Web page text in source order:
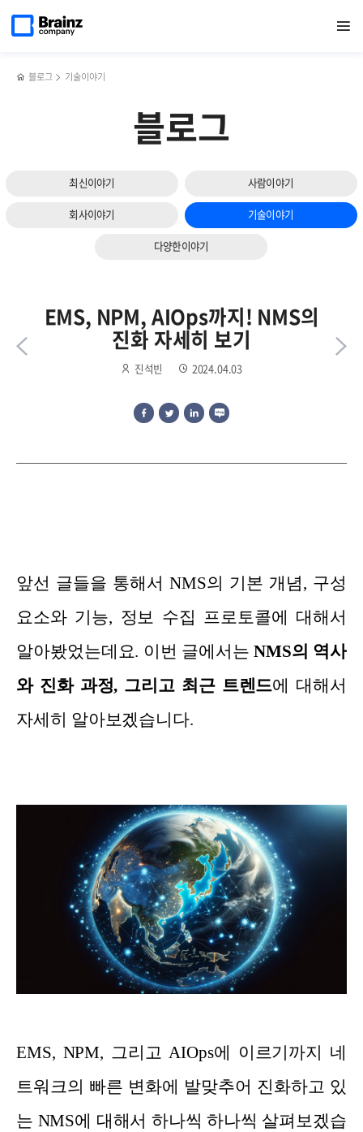
열기
페이지로
블로그 기술이야기
블로그
최신이야기 사람이야기
회사이야기 기술이야기
다양한이야기
내기
첫걸음,
EMS, NPM, AIOps까지! NMS의
진화 자세히 보기
진석빈 2024.04.03
모니터링에서
중요한
앞선 글들을 통해서 NMS의 기본 개념, 구성
요소와 기능, 정보 수집 프로토콜에 대해서
알아봤었는데요. 이번 글에서는NMS의 역사
와 진화 과정, 그리고 최근 트렌드에 대해서
자세히 알아보겠습니다.
EMS, NPM, 그리고 AIOps에 이르기까지 네
트워크의 빠른 변화에 발맞추어 진화하고 있
는 NMS에 대해서 하나씩 하나씩 살펴보겠습
다음
슬라이드